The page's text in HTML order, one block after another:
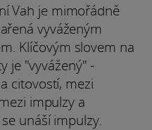
Vah je mimořádně
vyváženým
Klíčovým slovem na
je "vyvážený" -
citovostí, mezi
impulzy a
unáší impulzy.